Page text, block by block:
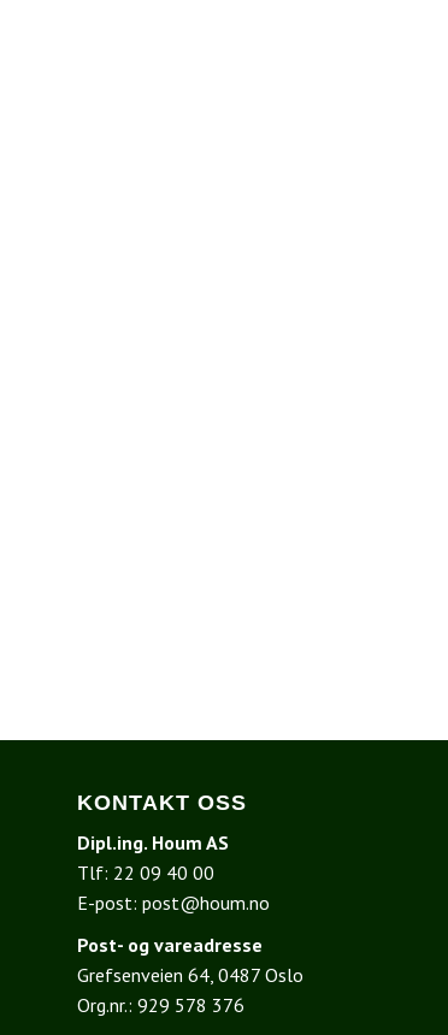
KONTAKT OSS
Dipl.ing. Houm AS
Tlf: 22 09 40 00
E-post: post@houm.no
Post- og vareadresse
Grefsenveien 64, 0487 Oslo
Org.nr.: 929 578 376